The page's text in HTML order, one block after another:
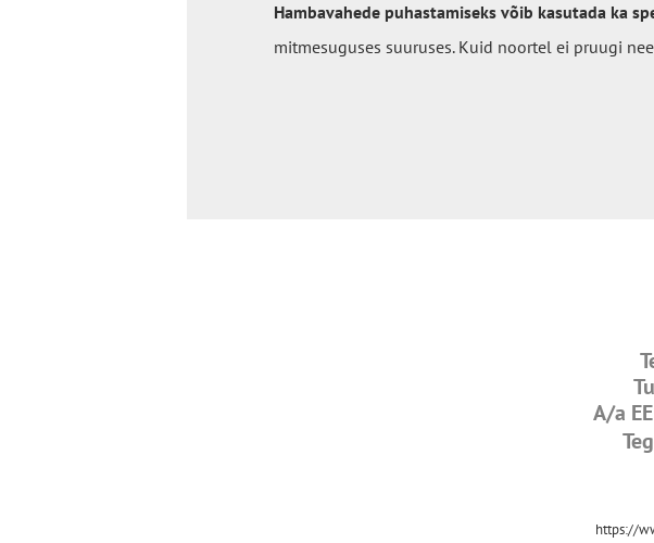
Hambavahede puhastamiseks võib kasutada ka
mitmesuguses suuruses. Kuid noortel ei pruugi
A/a
https://